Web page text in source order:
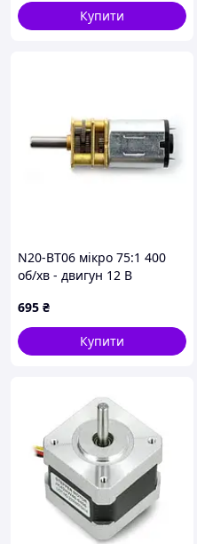
Купити
N20-BT06 мікро 75:1 400
об/хв - двигун 12 В
695 ₴
Купити